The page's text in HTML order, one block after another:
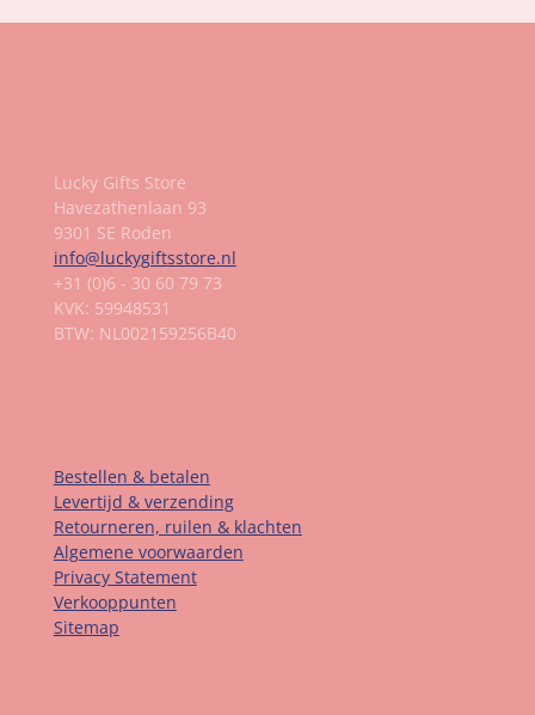
Lucky Gifts Store
Havezathenlaan 93
9301 SE Roden
info@luckygiftsstore.nl
+31 (0)6 - 30 60 79 73
KVK: 59948531
BTW: NL002159256B40
Bestellen & betalen
Levertijd & verzending
Retourneren, ruilen & klachten
Algemene voorwaarden
Privacy Statement
Verkooppunten
Sitemap